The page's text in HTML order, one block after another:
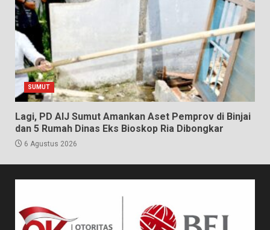
SUMUT
Lagi, PD AIJ Sumut Amankan Aset Pemprov di Binjai
dan 5 Rumah Dinas Eks Bioskop Ria Dibongkar
6 Agustus 2026